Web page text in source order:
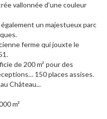
vallonnée d'une couleur
un majestueux parc
ferme qui jouxte le
de 200 m² pour des
150 places assises.
Château...
m²